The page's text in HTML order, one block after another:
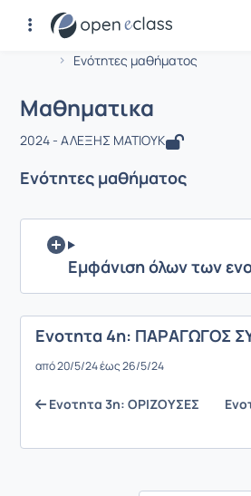
Αρχική Σελίδα
Ενότητες μαθήματος
Μάθημα : Μαθηματικα
Μαθηματικα
2024 - ΑΛΕΞΗΣ ΜΑΤΙΟΥΚ
Ενότητες μαθήματος
Εμφάνιση όλων των
Ενοτητα 4η: ΠΑΡΑΓΩΓΟΣ
από 20/5/24 έως 26/5/24
Ενοτητα 3η: ΟΡΙΖΟΥΣΕΣ